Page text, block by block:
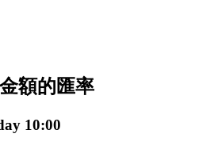
額的匯率
10:00